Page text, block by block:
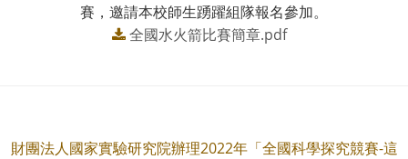
賽，邀請本校師生踴躍組隊報名參加。
全國水火箭比賽簡章.pdf
財團法人國家實驗研究院辦理2022年「全國科學探究競賽-這